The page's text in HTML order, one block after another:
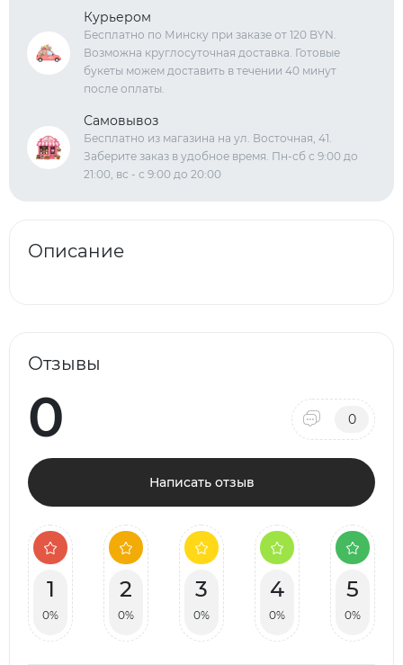
Курьером
Бесплатно по Минску при заказе от 120 BYN.
Возможна круглосуточная доставка. Готовые
букеты можем доставить в течении 40 минут
после оплаты.
Самовывоз
Бесплатно из магазина на ул. Восточная, 41.
Заберите заказ в удобное время. Пн-сб с 9:00 до
21:00, вс - с 9:00 до 20:00
Описание
Отзывы
0 0
Написать отзыв
1
0%
2
0%
3
0%
4
0%
5
0%